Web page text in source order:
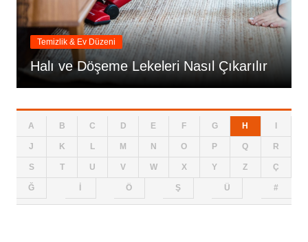
Temizlik & Ev Düzeni
Halı ve Döşeme Lekeleri Nasıl Çıkarılır
A B C D E F G H
J K L M N O P Q R
S T U V W X Y Z Ç
Ğ Ö Ş Ü #